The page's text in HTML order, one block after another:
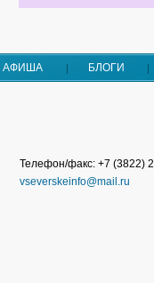
АФИША БЛОГИ
Телефон/факс: +7 (3822)
vseverskeinfo@mail.ru